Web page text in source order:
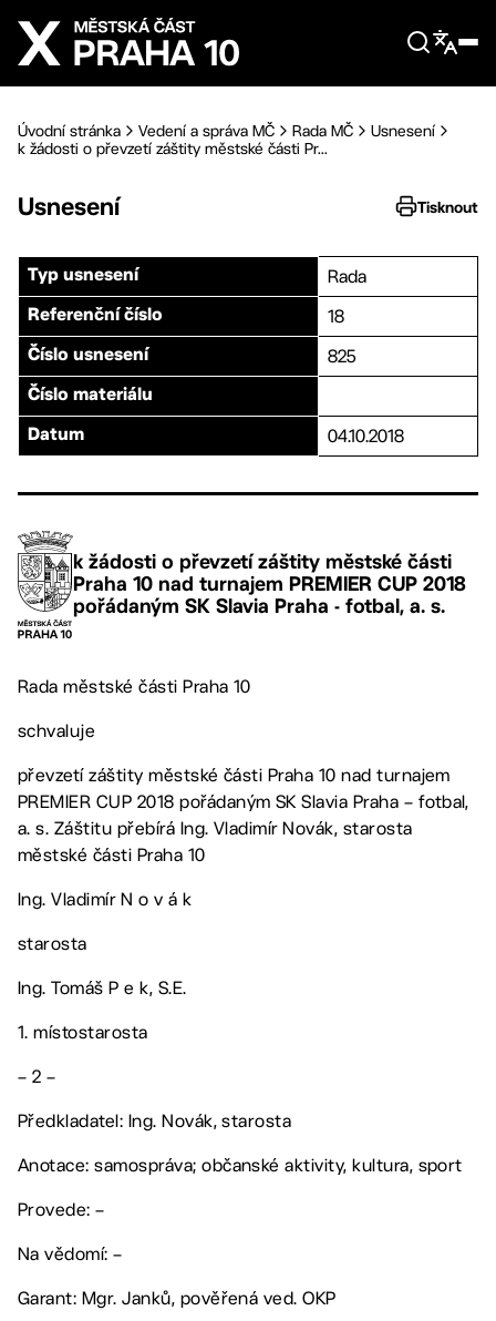
Přejít na hlavní obsah
Úvodní stránka Vedení a správa MČ Rada MČ
Usnesení
k žádosti o převzetí záštity městské části Pr...
Usnesení Tisknout
Typ usnesení Rada
Referenční číslo 18
Číslo usnesení 825
Číslo materiálu
Datum 04.10.2018
k žádosti o převzetí záštity městské části
Praha 10 nad turnajem PREMIER CUP 2018
pořádaným SK Slavia Praha - fotbal, a. s.
Rada městské části Praha 10
schvaluje
převzetí záštity městské části Praha 10 nad turnajem
PREMIER CUP 2018 pořádaným SK Slavia Praha – fotbal,
a. s. Záštitu přebírá Ing. Vladimír Novák, starosta
městské části Praha 10
Ing. Vladimír N o v á k
starosta
Ing. Tomáš P e k, S.E.
1. místostarosta
– 2 –
Předkladatel: Ing. Novák, starosta
Anotace: samospráva; občanské aktivity, kultura, sport
Provede: –
Na vědomí: –
Garant: Mgr. Janků, pověřená ved. OKP